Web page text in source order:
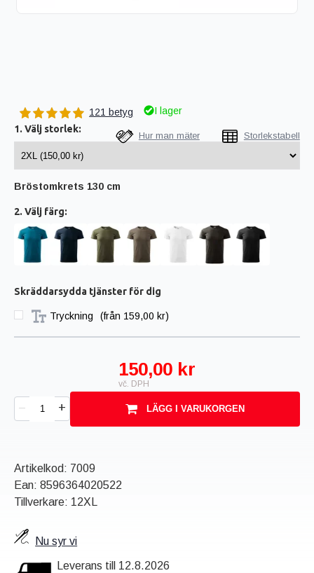
121 betyg
I lager
1. Välj storlek:
Hur man mäter Storlekstabell
Bröstomkrets 130 cm
2. Välj färg:
Skräddarsydda tjänster för dig
Tryckning (från 159,00 kr)
150,00 kr
vč. DPH
– + LÄGG I VARUKORGEN
Artikelkod: 7009
Ean:8596364020522
Tillverkare: 12XL
Nu syr vi
Leverans till 12.8.2026